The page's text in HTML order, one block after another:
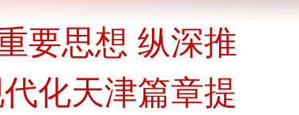
要思想 纵深推
化天津篇章提